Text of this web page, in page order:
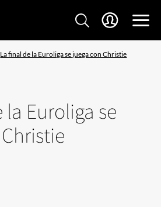
La final de la Euroliga se juega con Christie
Euroliga se